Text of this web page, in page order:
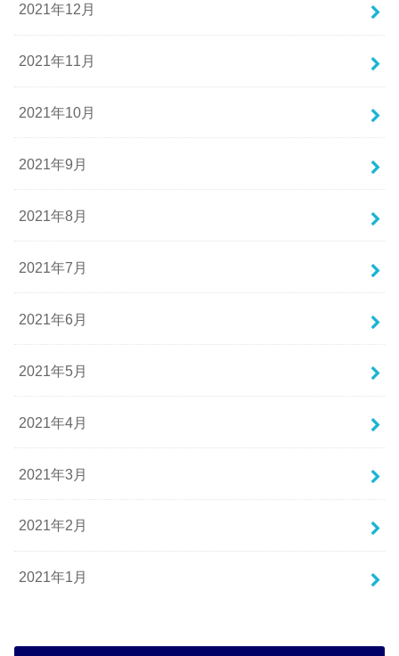
2021年12月
2021年11月
2021年10月
2021年9月
2021年8月
2021年7月
2021年6月
2021年5月
2021年4月
2021年3月
2021年2月
2021年1月